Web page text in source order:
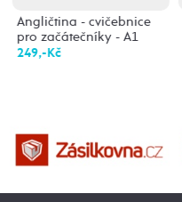
Angličtina - cvičebnice
pro začátečníky - A1
249,-Kč